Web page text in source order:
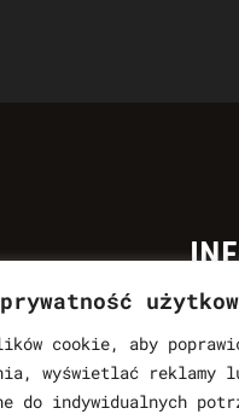
cookie, aby
wyświetlać reklamy
do indywidualnych